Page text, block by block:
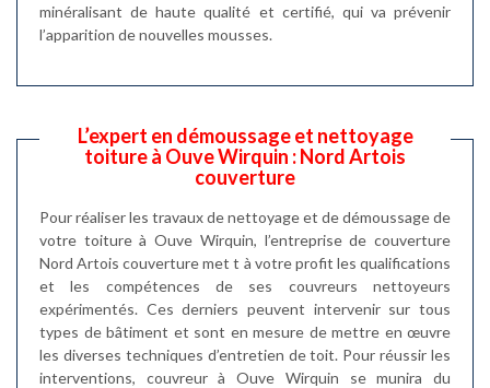
minéralisant de haute qualité et certifié, qui va prévenir
l’apparition de nouvelles mousses.
L’expert en démoussage et nettoyage
toiture à Ouve Wirquin : Nord Artois
couverture
Pour réaliser les travaux de nettoyage et de démoussage de
votre toiture à Ouve Wirquin, l’entreprise de couverture
Nord Artois couverture met t à votre profit les qualifications
et les compétences de ses couvreurs nettoyeurs
expérimentés. Ces derniers peuvent intervenir sur tous
types de bâtiment et sont en mesure de mettre en œuvre
les diverses techniques d’entretien de toit. Pour réussir les
interventions, couvreur à Ouve Wirquin se munira du